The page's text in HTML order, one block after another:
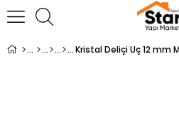
Kristal Deliçi Uç 12 mm